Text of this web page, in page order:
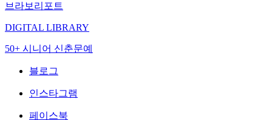
브라보리포트
DIGITAL LIBRARY
50+ 시니어 신춘문예
블로그
인스타그램
페이스북